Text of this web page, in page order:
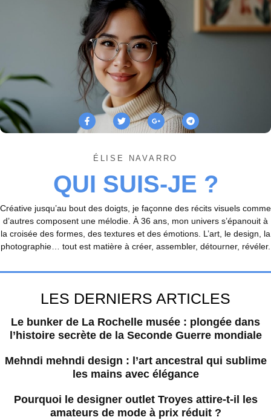
ÉLISE NAVARRO
QUI SUIS-JE ?
Créative jusqu’au bout des doigts, je façonne des récits visuels comme
d’autres composent une mélodie. À 36 ans, mon univers s’épanouit à
la croisée des formes, des textures et des émotions. L’art, le design, la
photographie… tout est matière à créer, assembler, détourner, révéler.
LES DERNIERS ARTICLES
Le bunker de La Rochelle musée : plongée dans
l’histoire secrète de la Seconde Guerre mondiale
Mehndi mehndi design : l’art ancestral qui sublime
les mains avec élégance
Pourquoi le designer outlet Troyes attire-t-il les
amateurs de mode à prix réduit ?